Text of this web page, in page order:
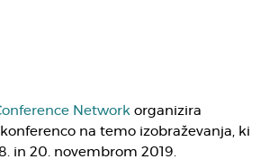
Network organizira
na temo izobraževanja, ki
in 20. novembrom 2019.